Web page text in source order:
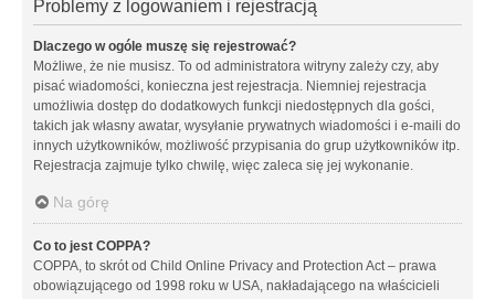
Problemy z logowaniem i rejestracją
Dlaczego w ogóle muszę się rejestrować?
Możliwe, że nie musisz. To od administratora witryny zależy czy, aby
pisać wiadomości, konieczna jest rejestracja. Niemniej rejestracja
umożliwia dostęp do dodatkowych funkcji niedostępnych dla gości,
takich jak własny awatar, wysyłanie prywatnych wiadomości i e-maili do
innych użytkowników, możliwość przypisania do grup użytkowników itp.
Rejestracja zajmuje tylko chwilę, więc zaleca się jej wykonanie.
Na górę
Co to jest COPPA?
COPPA, to skrót od Child Online Privacy and Protection Act – prawa
obowiązującego od 1998 roku w USA, nakładającego na właścicieli